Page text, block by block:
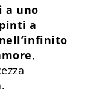
a uno
a
,